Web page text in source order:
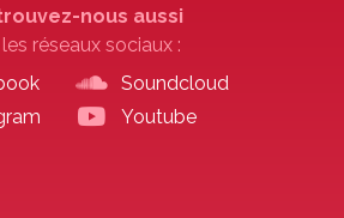
nous aussi
réseaux sociaux :
Soundcloud
Youtube